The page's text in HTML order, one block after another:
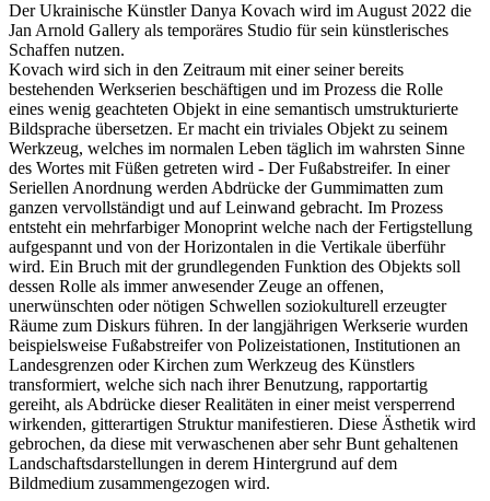
Der Ukrainische Künstler Danya Kovach wird im August 2022 die
Jan Arnold Gallery als temporäres Studio für sein künstlerisches
Schaffen nutzen.
Kovach wird sich in den Zeitraum mit einer seiner bereits
bestehenden Werkserien beschäftigen und im Prozess die Rolle
eines wenig geachteten Objekt in eine semantisch umstrukturierte
Bildsprache übersetzen. Er macht ein triviales Objekt zu seinem
Werkzeug, welches im normalen Leben täglich im wahrsten Sinne
des Wortes mit Füßen getreten wird - Der Fußabstreifer. In einer
Seriellen Anordnung werden Abdrücke der Gummimatten zum
ganzen vervollständigt und auf Leinwand gebracht. Im Prozess
entsteht ein mehrfarbiger Monoprint welche nach der Fertigstellung
aufgespannt und von der Horizontalen in die Vertikale überführ
wird. Ein Bruch mit der grundlegenden Funktion des Objekts soll
dessen Rolle als immer anwesender Zeuge an offenen,
unerwünschten oder nötigen Schwellen soziokulturell erzeugter
Räume zum Diskurs führen. In der langjährigen Werkserie wurden
beispielsweise Fußabstreifer von Polizeistationen, Institutionen an
Landesgrenzen oder Kirchen zum Werkzeug des Künstlers
transformiert, welche sich nach ihrer Benutzung, rapportartig
gereiht, als Abdrücke dieser Realitäten in einer meist versperrend
wirkenden, gitterartigen Struktur manifestieren. Diese Ästhetik wird
gebrochen, da diese mit verwaschenen aber sehr Bunt gehaltenen
Landschaftsdarstellungen in derem Hintergrund auf dem
Bildmedium zusammengezogen wird.